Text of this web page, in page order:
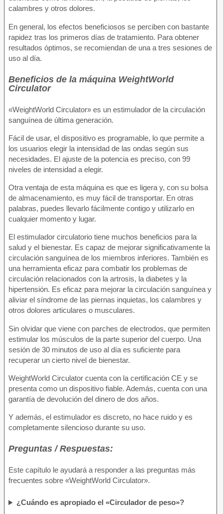
calambres y otros dolores.
En general, los efectos beneficiosos se perciben con bastante
rapidez tras los primeros días de tratamiento. Para obtener
resultados óptimos, se recomiendan de una a tres sesiones de
uso al día.
Beneficios de la máquina WeightWorld
Circulator
«WeightWorld Circulator» es un estimulador de la circulación
sanguínea de última generación.
Fácil de usar, el dispositivo es programable, lo que permite a
los usuarios elegir la intensidad de las ondas según sus
necesidades. El ajuste de la potencia es preciso, con 99
niveles de intensidad a elegir.
Otra ventaja de esta máquina es que es ligera y, con su bolsa
de almacenamiento, es muy fácil de transportar. En otras
palabras, puedes llevarlo fácilmente contigo y utilizarlo en
cualquier momento y lugar.
El estimulador circulatorio tiene muchos beneficios para la
salud y el bienestar. Es capaz de mejorar significativamente la
circulación sanguínea de los miembros inferiores. También es
una herramienta eficaz para combatir los problemas de
circulación relacionados con la artrosis, la diabetes y la
hipertensión. Es eficaz para mejorar la circulación sanguínea y
aliviar el síndrome de las piernas inquietas, los calambres y
otros dolores articulares o musculares.
Sin olvidar que viene con parches de electrodos, que permiten
estimular los músculos de la parte superior del cuerpo. Una
sesión de 30 minutos de uso al día es suficiente para
recuperar un cierto nivel de bienestar.
WeightWorld Circulator cuenta con la certificación CE y se
presenta como un dispositivo fiable. Además, cuenta con una
garantía de devolución del dinero de dos años.
Y además, el estimulador es discreto, no hace ruido y es
completamente silencioso durante su uso.
Preguntas / Respuestas:
Este capítulo le ayudará a responder a las preguntas más
frecuentes sobre «WeightWorld Circulator».
¿Cuándo es apropiado el «Circulador de peso»?